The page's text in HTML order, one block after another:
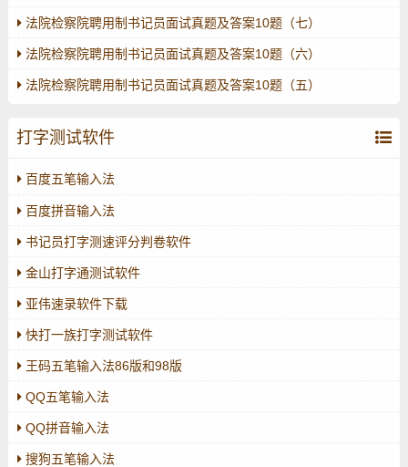
法院检察院聘用制书记员面试真题及答案10题（七）
法院检察院聘用制书记员面试真题及答案10题（六）
法院检察院聘用制书记员面试真题及答案10题（五）
打字测试软件
百度五笔输入法
百度拼音输入法
书记员打字测速评分判卷软件
金山打字通测试软件
亚伟速录软件下载
快打一族打字测试软件
王码五笔输入法86版和98版
QQ五笔输入法
QQ拼音输入法
搜狗五笔输入法